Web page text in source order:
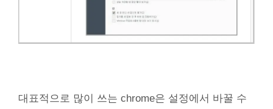
대표적으로 많이 쓰는 chrome은 설정에서 바꿀 수